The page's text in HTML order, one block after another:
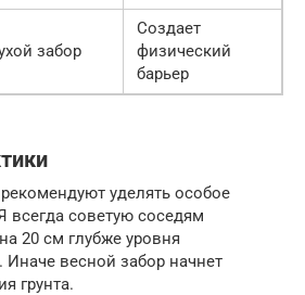
забор
Создает
физический
барьер
уделять особое
всегда советую соседям
20 см глубже уровня
весной забор начнет
грунта.